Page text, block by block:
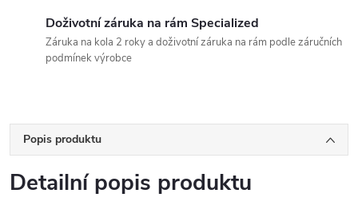
Doživotní záruka na rám Specialized
Záruka na kola 2 roky a doživotní záruka na rám podle záručních
podmínek výrobce
Popis produktu
Detailní popis produktu